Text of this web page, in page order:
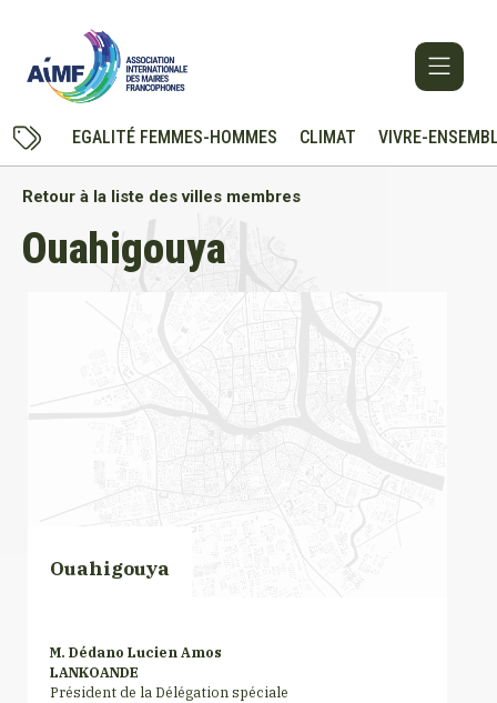
EGALITÉ FEMMES-HOMMES CLIMAT VIVRE-
Retour à la liste des villes membres
Ouahigouya
Ouahigouya
M. Dédano Lucien Amos
LANKOANDE
Président de la Délégation spéciale